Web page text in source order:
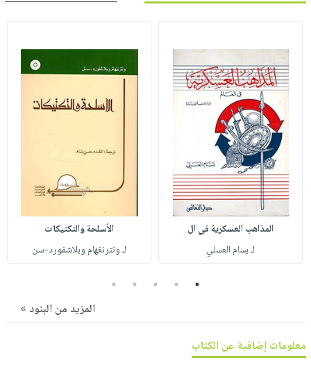
فيديوهات
يتكرر
طرحها
خدمات
نيل
وفرات
انشر
كتابك
تواصل
معنا
التسوق
نشرة
الإصدارات
المذاهب العسكرية في ال
لـ بسام العسلي
الأسلحة والتكتيكات
لـ ونترنغهام وبلاشفورد-سن
1
2
3
4
5
المزيد من البنود »
معلومات إضافية عن الكتاب